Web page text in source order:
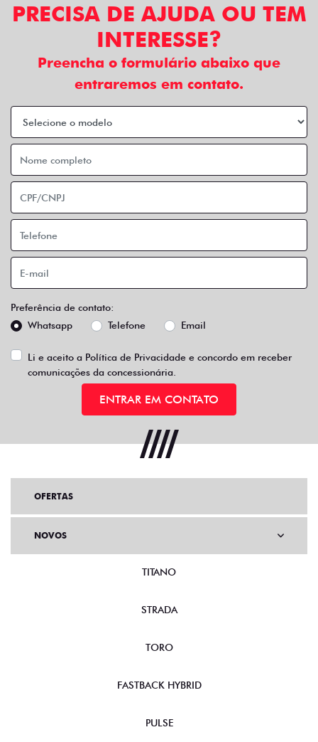
PRECISA DE AJUDA OU TEM
INTERESSE?
Preencha o formulário abaixo que
entraremos em contato.
Preferência de contato:
Whatsapp
Telefone Email
Li e aceito a Política de Privacidade e concordo em receber
comunicações da concessionária.
ENTRAR EM CONTATO
OFERTAS
NOVOS
TITANO
STRADA
TORO
FASTBACK HYBRID
PULSE